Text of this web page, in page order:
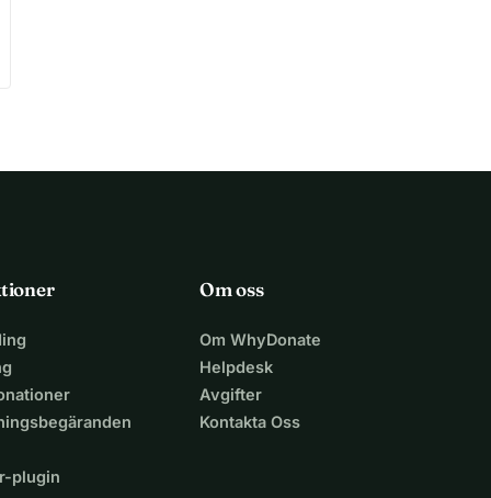
plugin
Om oss
Om WhyDonate
Helpdesk
Avgifter
Kontakta Oss